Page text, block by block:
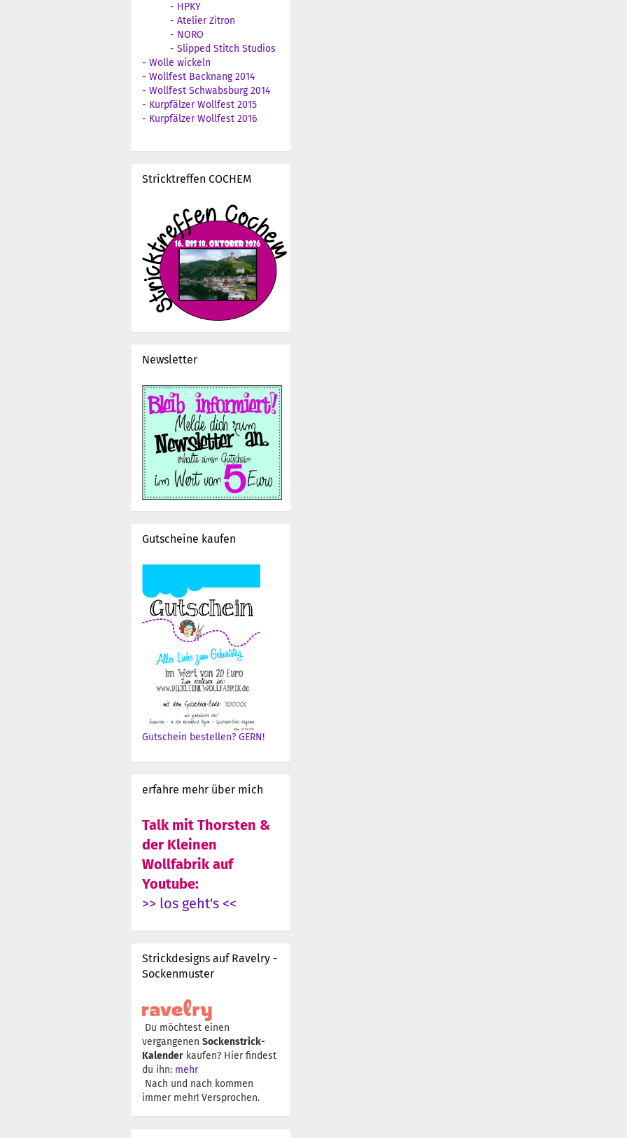
- HPKY
- Atelier Zitron
- NORO
- Slipped Stitch Studios
- Wolle wickeln
- Wollfest Backnang 2014
- Wollfest Schwabsburg 2014
- Kurpfälzer Wollfest 2015
- Kurpfälzer Wollfest 2016
Stricktreffen COCHEM
Newsletter
Gutscheine kaufen
Gutschein bestellen? GERN!
erfahre mehr über mich
Talk mit Thorsten &
der Kleinen
Wollfabrik auf
Youtube:
>> los geht's <<
Strickdesigns auf Ravelry -
Sockenmuster
Du möchtest einen
vergangenen Sockenstrick-
Kalender kaufen? Hier findest
du ihn: mehr
Nach und nach kommen
immer mehr! Versprochen.